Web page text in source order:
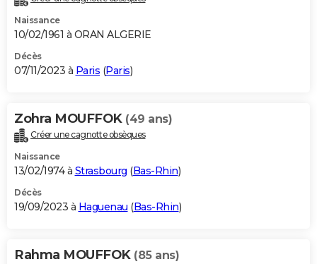
Naissance
10/02/1961 à ORAN ALGERIE
Décès
07/11/2023 à Paris (Paris)
Zohra MOUFFOK (49 ans)
Créer une cagnotte obsèques
Naissance
13/02/1974 à Strasbourg (Bas-Rhin)
Décès
19/09/2023 à Haguenau (Bas-Rhin)
Rahma MOUFFOK (85 ans)